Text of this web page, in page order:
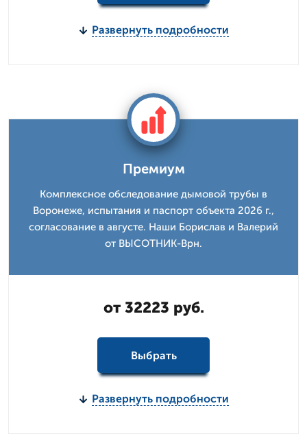
Развернуть подробности
Премиум
Комплексное обследование дымовой трубы в
Воронеже, испытания и паспорт объекта 2026 г.,
согласование в августе. Наши Борислав и Валерий
от ВЫСОТНИК-Врн.
от 32223 руб.
Выбрать
Развернуть подробности